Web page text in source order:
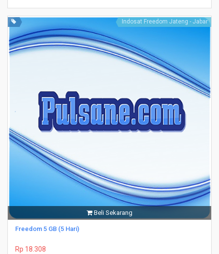
Indosat Freedom Jateng - Jabar
Beli Sekarang
Freedom 5 GB (5 Hari)
Rp 18.308